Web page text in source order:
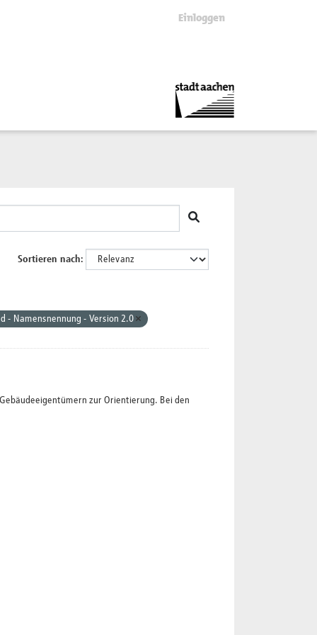
Einloggen
Sortieren nach
- Namensnennung - Version 2.0
zur Orientierung. Bei den